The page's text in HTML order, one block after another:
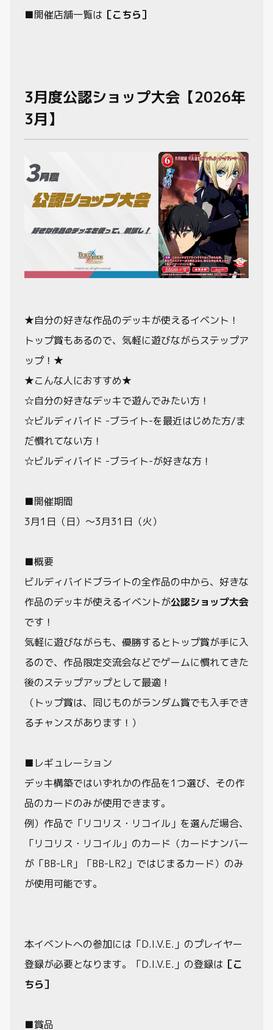
■開催店舗一覧は ［こちら］
3月度公認ショップ大会【2026年
3月】
★自分の好きな作品のデッキが使えるイベント！
トップ賞もあるので、気軽に遊びながらステップア
ップ！★
★こんな人におすすめ★
☆自分の好きなデッキで遊んでみたい方！
☆ビルディバイド -ブライト-を最近はじめた方/ま
だ慣れてない方！
☆ビルディバイド -ブライト-が好きな方！
■開催期間
3月1日（日）～3月31日（火）
■概要
ビルディバイドブライトの全作品の中から、好きな
作品のデッキが使えるイベントが公認ショップ大会
です！
気軽に遊びながらも、優勝するとトップ賞が手に入
るので、作品限定交流会などでゲームに慣れてきた
後のステップアップとして最適！
（トップ賞は、同じものがランダム賞でも入手でき
るチャンスがあります！）
■レギュレーション
デッキ構築ではいずれかの作品を1つ選び、その作
品のカードのみが使用できます。
例）作品で「リコリス・リコイル」を選んだ場合、
「リコリス・リコイル」のカード（カードナンバー
が「BB-LR」「BB-LR2」ではじまるカード）のみ
が使用可能です。
本イベントへの参加には「D.I.V.E.」のプレイヤー
登録が必要となります。「D.I.V.E.」の登録は ［こ
ちら］
■賞品